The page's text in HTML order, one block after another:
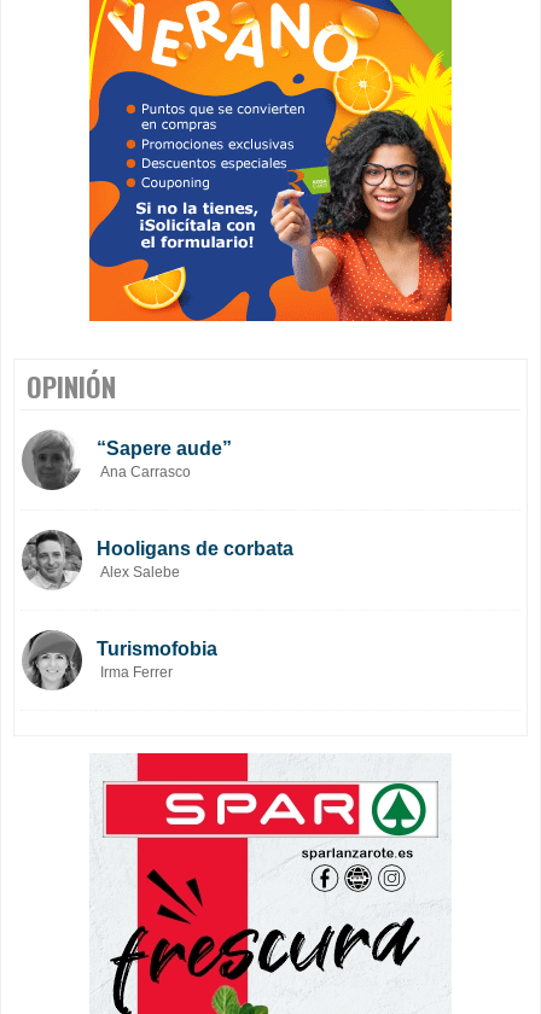
OPINIÓN
“Sapere aude”
Ana Carrasco
Hooligans de corbata
Alex Salebe
Turismofobia
Irma Ferrer